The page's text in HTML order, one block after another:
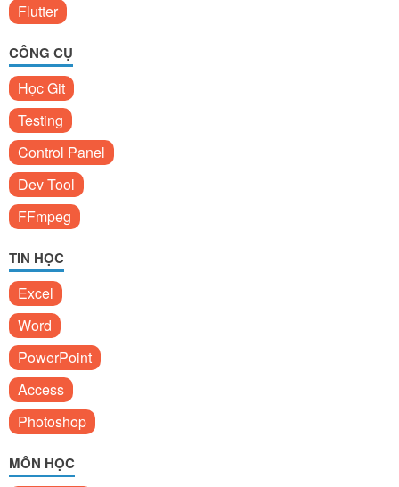
Flutter
CÔNG CỤ
Học Git
Testing
Control Panel
Dev Tool
FFmpeg
TIN HỌC
Excel
Word
PowerPoint
Access
Photoshop
MÔN HỌC